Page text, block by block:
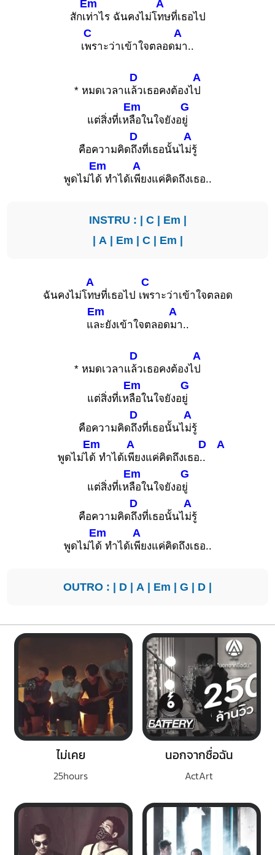
สักเ
Em
ท่าไร ฉันคงไม่โ
A
ทษที่เธอไป
เ
C
พราะว่าเข้าใจตลอด
A
มา..
* หมดเวลาแ
D
ล้วเธอคงต้องไ
A
ป
แต่สิ่งที่เห
Em
ลือในใจยังอ
G
ยู่
คือความคิด
D
ถึงที่เธอนั้นไ
A
ม่รู้
พูดไม่ไ
Em
ด้ ทำได้เ
A
พียงแค่คิดถึงเธอ..
INSTRU : | C| Em |
| A| Em | C| Em |
ฉันคงไม่โ
A
ทษที่เธอไป เ
C
พราะว่าเข้าใจตลอด
แ
Em
ละยังเข้าใจตลอด
A
มา..
* หมดเวลาแ
D
ล้วเธอคงต้องไ
A
ป
แต่สิ่งที่เห
Em
ลือในใจยังอ
G
ยู่
คือความคิด
D
ถึงที่เธอนั้นไ
A
ม่รู้
พูดไม่ไ
Em
ด้ ทำได้เ
A
พียงแค่คิดถึงเธอ
D
..
A
แต่สิ่งที่เห
Em
ลือในใจยังอ
G
ยู่
คือความคิด
D
ถึงที่เธอนั้นไ
A
ม่รู้
พูดไม่ไ
Em
ด้ ทำได้เ
A
พียงแค่คิดถึงเธอ..
OUTRO : | D | A | Em | G | D |
ไม่เคย
25hours
นอกจากชื่อฉัน
ActArt